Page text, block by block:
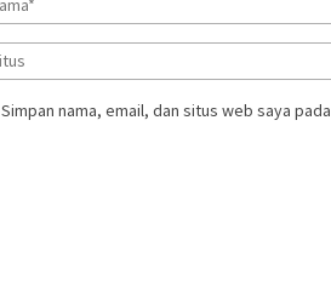
Simpan nama, email, dan situs web saya